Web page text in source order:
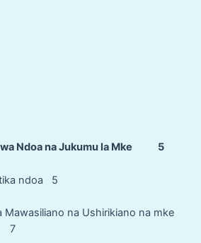
Ndoa na Jukumu la Mke 5
ndoa 5
Mawasiliano na Ushirikiano na mke
7